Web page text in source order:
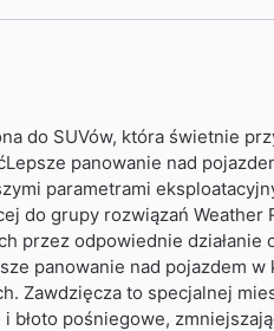
do SUVów, która świetnie
panowanie nad
parametrami
do grupy rozwiązań
przez odpowiednie
panowanie nad pojazdem
Zawdzięcza to specjalnej
błoto pośniegowe,